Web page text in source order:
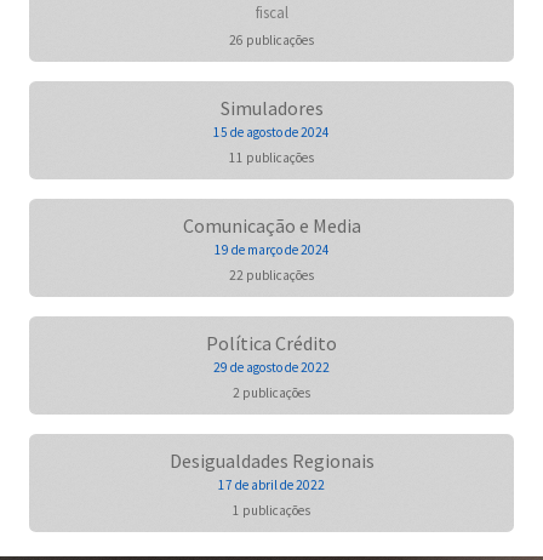
fiscal
26 publicações
Simuladores
15 de agosto de 2024
11 publicações
Comunicação e Media
19 de março de 2024
22 publicações
Política Crédito
29 de agosto de 2022
2 publicações
Desigualdades Regionais
17 de abril de 2022
1 publicações